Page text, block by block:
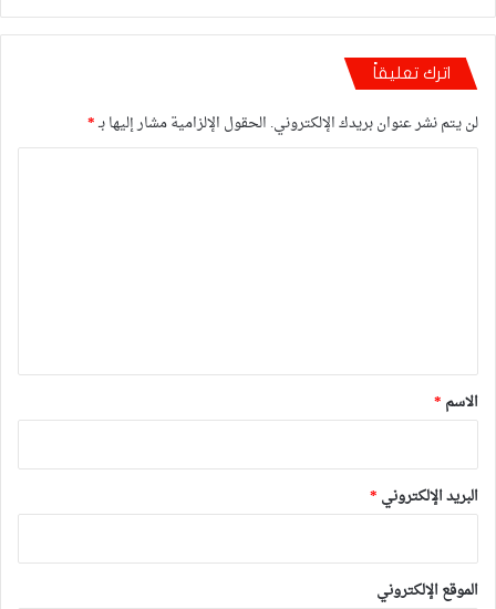
اترك تعليقاً
لن يتم نشر عنوان بريدك الإلكتروني. الحقول الإلزامية مشار إليها بـ*
*
الاسم *
البريد الإلكتروني *
الموقع الإلكتروني